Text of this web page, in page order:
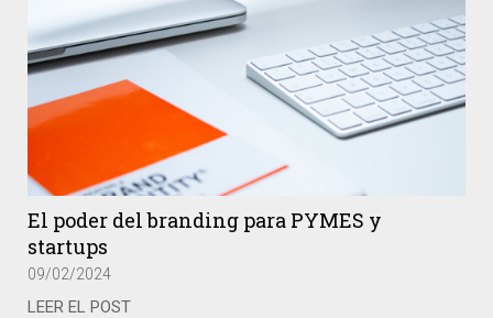
El poder del branding para PYMES y
startups
09/02/2024
LEER EL POST